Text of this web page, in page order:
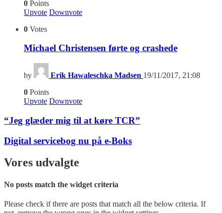
0 Points
Upvote Downvote
0 Votes
Michael Christensen førte og crashede
by Erik Hawaleschka Madsen 19/11/2017, 21:08
0 Points
Upvote Downvote
“Jeg glæder mig til at køre TCR”
Digital servicebog nu på e-Boks
Vores udvalgte
No posts match the widget criteria
Please check if there are posts that match all the below criteria. If